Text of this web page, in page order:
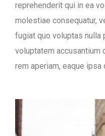
reprehenderit qui in ea
molestiae consequatur,
fugiat quo voluptas nulla
voluptatem accusantium
rem aperiam, eaque ipsa